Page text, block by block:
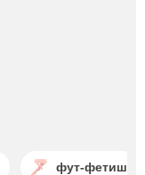
фут-фетиш